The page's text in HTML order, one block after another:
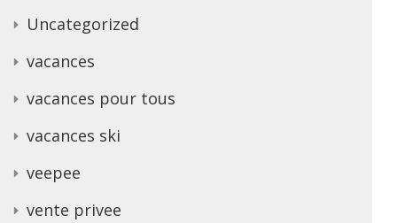
Uncategorized
vacances
vacances pour tous
vacances ski
veepee
vente privee